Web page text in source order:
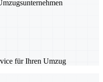
für Ihren Umzug